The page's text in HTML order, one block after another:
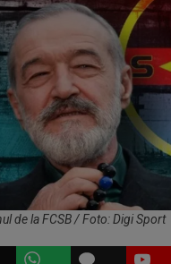
de la FCSB / Foto: Digi Sport